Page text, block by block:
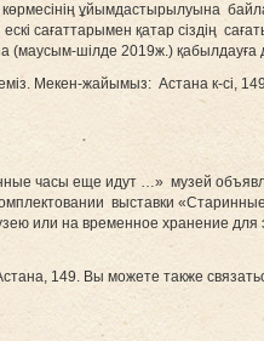
ұйымдастырылуына
сағаттарымен қатар сіздің
шілде 2019ж.) қабылдауға
Мекен-жайымыз: Астана к-сі,
часы еще идут …» музей
выставки
или на временное хранение
149. Вы можете также